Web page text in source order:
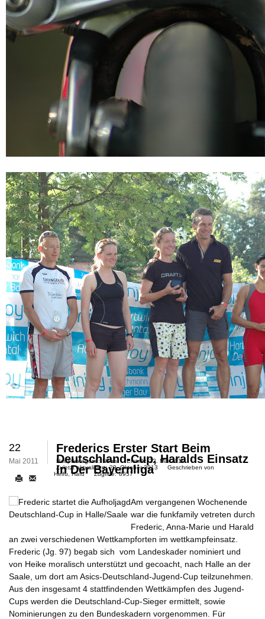
22
Mai 2011
Frederics Erster Start Beim
Deutschland-Cup, Haralds Einsatz
In Der Bayernliga
Hauptkategorie: News Erstellt: 22. Mai 2011
Zuletzt aktualisiert: 29. Oktober 2013
Geschrieben von
Heifu, Hafu
Zugriffe: 8957
Deutschland-Cup in Halle/Saale
Am vergangenen Wochenende
war die funkfamily vetreten durch
Frederic, Anna-Marie und Harald
an zwei verschiedenen Wettkampforten im wettkampfeinsatz.
Frederic (Jg. 97) begab sich vom Landeskader nominiert und
von Heike moralisch unterstützt und gecoacht, nach Halle an der
Saale, um dort am Asics-Deutschland-Jugend-Cup teilzunehmen.
Aus den insgesamt 4 stattfindenden Wettkämpfen des Jugend-
Cups werden die Deutschland-Cup-Sieger ermittelt, sowie
Nominierungen zu den Bundeskadern vorgenommen. Für